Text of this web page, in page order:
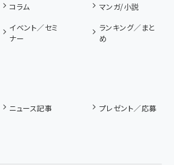
コラム
マンガ/小説
イベント／セミ
ナー
ランキング／まと
め
ニュース記事
プレゼント／応募